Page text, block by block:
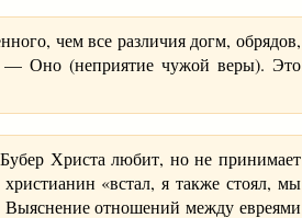
чем все различия догм, обрядов,
— Оно (неприятие чужой веры). Это
Христа любит, но не принимает
«встал, я также стоял, мы
Выяснение отношений между евреями